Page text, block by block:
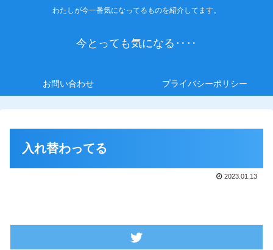
わたしが今一番気になってるものを紹介してます。
今とっても気になる‥‥
お問い合わせ プライバシーポリシー
入れ替わってる
2023.01.13